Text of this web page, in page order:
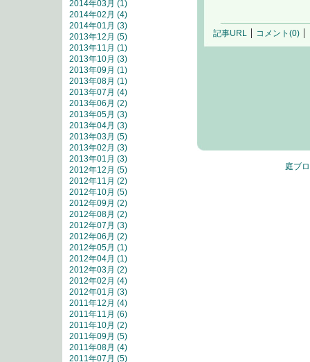
記事URL コメント(0)
庭ブ
2014年03月 (1)
2014年02月 (4)
2014年01月 (3)
2013年12月 (5)
2013年11月 (1)
2013年10月 (3)
2013年09月 (1)
2013年08月 (1)
2013年07月 (4)
2013年06月 (2)
2013年05月 (3)
2013年04月 (3)
2013年03月 (5)
2013年02月 (3)
2013年01月 (3)
2012年12月 (5)
2012年11月 (2)
2012年10月 (5)
2012年09月 (2)
2012年08月 (2)
2012年07月 (3)
2012年06月 (2)
2012年05月 (1)
2012年04月 (1)
2012年03月 (2)
2012年02月 (4)
2012年01月 (3)
2011年12月 (4)
2011年11月 (6)
2011年10月 (2)
2011年09月 (5)
2011年08月 (4)
2011年07月 (5)